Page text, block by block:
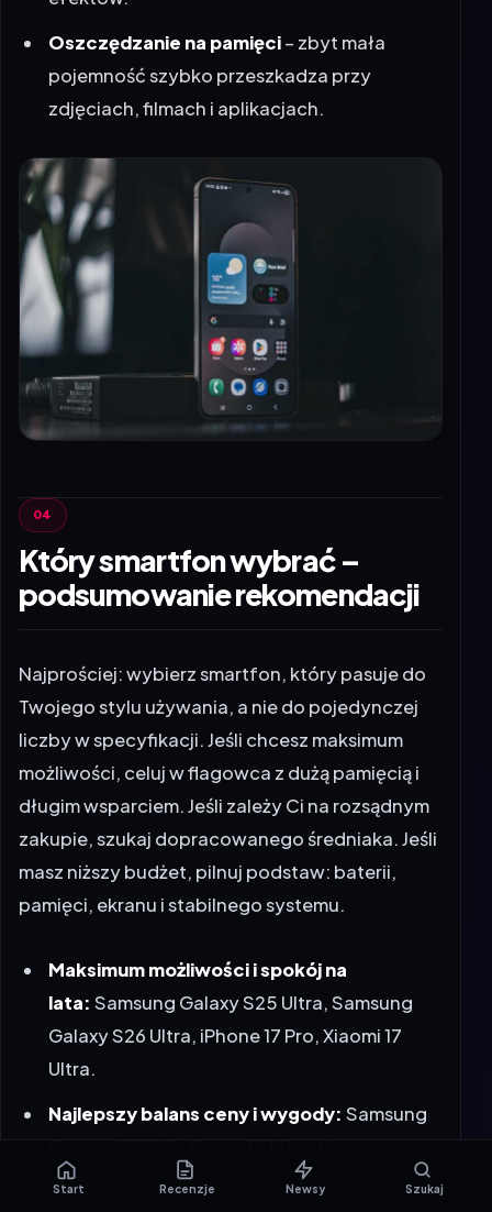
Oszczędzanie na pamięci– zbyt mała
pojemność szybko przeszkadza przy
zdjęciach, filmach i aplikacjach.
Który smartfon wybrać –
podsumowanie rekomendacji
Najprościej: wybierz smartfon, który pasuje do
Twojego stylu używania, a nie do pojedynczej
liczby w specyfikacji. Jeśli chcesz maksimum
możliwości, celuj w flagowca z dużą pamięcią i
długim wsparciem. Jeśli zależy Ci na rozsądnym
zakupie, szukaj dopracowanego średniaka. Jeśli
masz niższy budżet, pilnuj podstaw: baterii,
pamięci, ekranu i stabilnego systemu.
Maksimum możliwości i spokój na
lata: Samsung Galaxy S25 Ultra, Samsung
Galaxy S26 Ultra, iPhone 17 Pro, Xiaomi 17
Ultra.
Najlepszy balans ceny i wygody: Samsung
edge 70 pro, POCO X8 Pro.
Start Recenzje Newsy Szukaj